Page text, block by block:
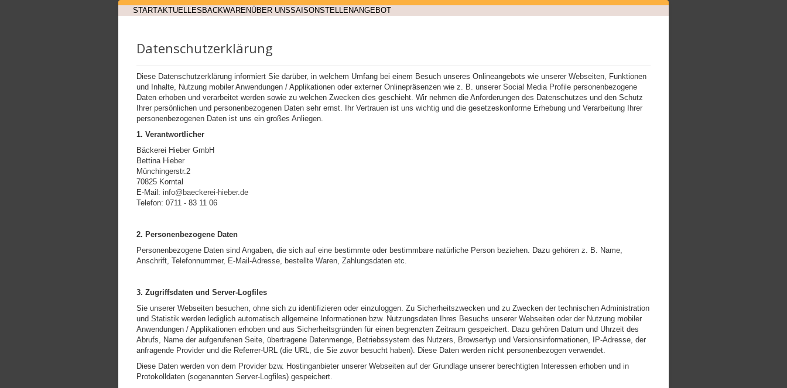
STARTAKTUELLES BACKWARENÜBER UNSSAISONSTELLENANGEBOT
Datenschutzerklärung
Diese Datenschutzerklärung informiert Sie darüber, in welchem Umfang bei einem Besuch unseres Onlineangebots wie unserer Webseiten, Funktionen
und Inhalte, Nutzung mobiler Anwendungen / Applikationen oder externer Onlinepräsenzen wie z. B. unserer Social Media Profile personenbezogene
Daten erhoben und verarbeitet werden sowie zu welchen Zwecken dies geschieht. Wir nehmen die Anforderungen des Datenschutzes und den Schutz
Ihrer persönlichen und personenbezogenen Daten sehr ernst. Ihr Vertrauen ist uns wichtig und die gesetzeskonforme Erhebung und Verarbeitung Ihrer
personenbezogenen Daten ist uns ein großes Anliegen.
1. Verantwortlicher
Bäckerei Hieber GmbH
Bettina Hieber
Münchingerstr.2
70825 Korntal
E-Mail: info@baeckerei-hieber.de
Telefon: 0711 - 83 11 06
2. Personenbezogene Daten
Personenbezogene Daten sind Angaben, die sich auf eine bestimmte oder bestimmbare natürliche Person beziehen. Dazu gehören z. B. Name,
Anschrift, Telefonnummer, E-Mail-Adresse, bestellte Waren, Zahlungsdaten etc.
3. Zugriffsdaten und Server-Logfiles
Sie unserer Webseiten besuchen, ohne sich zu identifizieren oder einzuloggen. Zu Sicherheitszwecken und zu Zwecken der technischen Administration
und Statistik werden lediglich automatisch allgemeine Informationen bzw. Nutzungsdaten Ihres Besuchs unserer Webseiten oder der Nutzung mobiler
Anwendungen / Applikationen erhoben und aus Sicherheitsgründen für einen begrenzten Zeitraum gespeichert. Dazu gehören Datum und Uhrzeit des
Abrufs, Name der aufgerufenen Seite, übertragene Datenmenge, Betriebssystem des Nutzers, Browsertyp und Versionsinformationen, IP-Adresse, der
anfragende Provider und die Referrer-URL (die URL, die Sie zuvor besucht haben). Diese Daten werden nicht personenbezogen verwendet.
Diese Daten werden von dem Provider bzw. Hostinganbieter unserer Webseiten auf der Grundlage unserer berechtigten Interessen erhoben und in
Protokolldaten (sogenannten Server-Logfiles) gespeichert.